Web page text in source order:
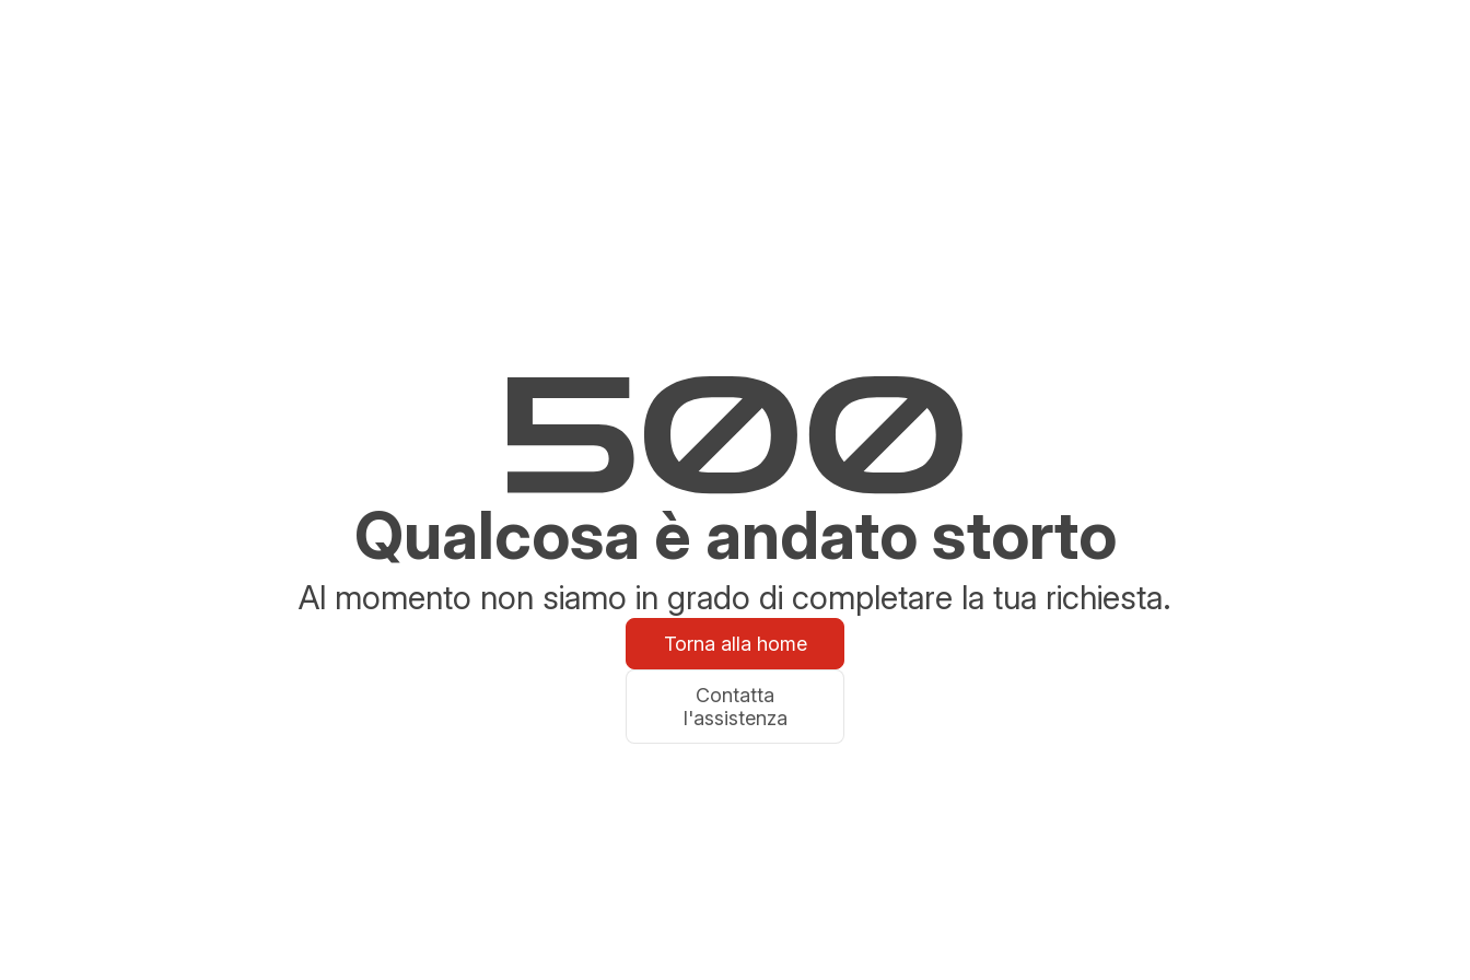
Qualcosa è andato storto
Al momento non siamo in grado di completare la tua richiesta.
Torna alla home
Contatta
l'assistenza